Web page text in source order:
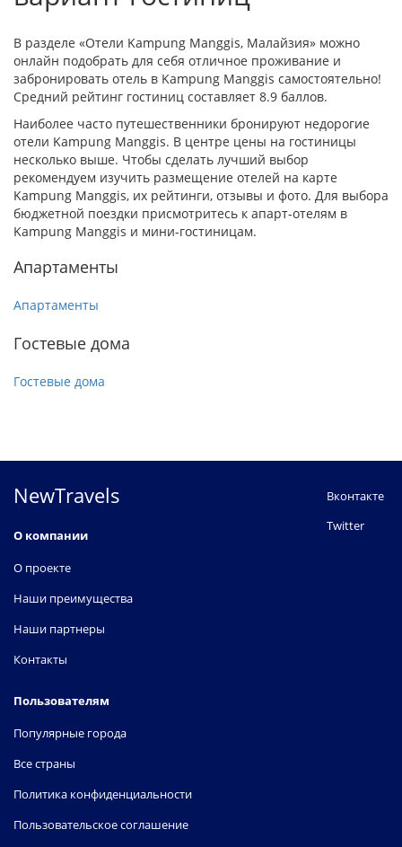
В разделе «Отели Kampung Manggis, Малайзия» можно
онлайн подобрать для себя отличное проживание и
забронировать отель в Kampung Manggis самостоятельно!
Средний рейтинг гостиниц составляет 8.9 баллов.
Наиболее часто путешественники бронируют недорогие
отели Kampung Manggis. В центре цены на гостиницы
несколько выше. Чтобы сделать лучший выбор
рекомендуем изучить размещение отелей на карте
Kampung Manggis, их рейтинги, отзывы и фото. Для выбора
бюджетной поездки присмотритесь к апарт-отелям в
Kampung Manggis и мини-гостиницам.
Апартаменты
Апартаменты
Гостевые дома
Гостевые дома
NewTravels
О компании
О проекте
Наши преимущества
Наши партнеры
Контакты
Пользователям
Популярные города
Все страны
Политика конфиденциальности
Пользовательское соглашение
Вконтакте
Twitter